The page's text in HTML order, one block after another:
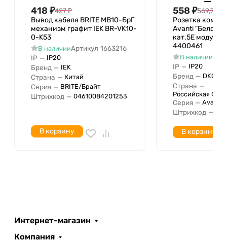
Глубина устройства
Количество модулей (модульная
система)
Минимальная глубина
встроенной монтажной коробки
418 ₽427₽
Вывод кабеля BRITE МВ10-БрГ
механизм графит IEK BR-VK10-
0-K53
В наличииАртикул 1663216
IP — IP20
Бренд — IEK
Страна — Китай
Серия — BRITE/Брайт
Штрихкод — 04610084201253
В корзину
558 ₽569,74
Розетка
Avanti "Белое
кат.5E
4400461
В наличии
IP — IP20
Бренд — DKC
Страна —
Российская
Серия — Avanti
Штрихкод —
В корзину
Интернет-магазин
Компания